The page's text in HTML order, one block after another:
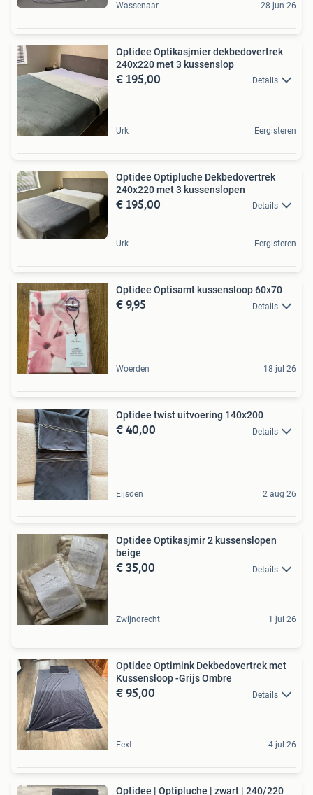
Wassenaar 28 jun 26
Optidee Optikasjmier dekbedovertrek
240x220 met 3 kussenslop
€ 195,00 Details
Urk Eergisteren
Optidee Optipluche Dekbedovertrek
240x220 met 3 kussenslopen
€ 195,00 Details
Urk Eergisteren
Optidee Optisamt kussensloop 60x70
€ 9,95 Details
Woerden 18 jul 26
Optidee twist uitvoering 140x200
€ 40,00 Details
Eijsden 2 aug 26
Optidee Optikasjmir 2 kussenslopen
beige
€ 35,00 Details
Zwijndrecht 1 jul 26
Optidee Optimink Dekbedovertrek met
Kussensloop -Grijs Ombre
€ 95,00 Details
Eext 4 jul 26
Optidee | Optipluche | zwart | 240/220